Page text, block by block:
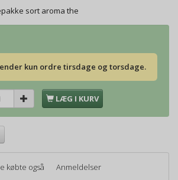
sort aroma the
kun ordre tirsdage og torsdage.
LÆG I KURV
købte også Anmeldelser